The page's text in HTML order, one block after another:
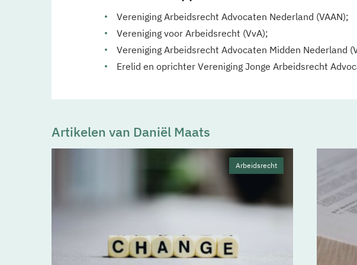
Vereniging Arbeidsrecht Advocaten Nederland (VAAN);
Vereniging voor Arbeidsrecht (VvA);
Vereniging Arbeidsrecht Advocaten Midden Nederland
Erelid en oprichter Vereniging Jonge Arbeidsrecht
Artikelen van Daniël Maats
Arbeidsrecht